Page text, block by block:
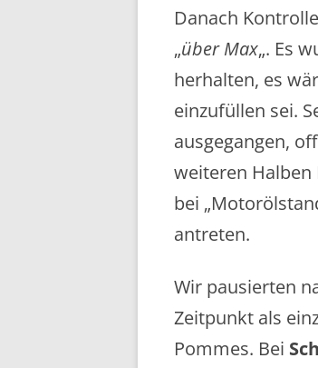
Danach
„über Max„. Es
herhalten, es
einzufüllen sei.
ausgegangen,
weiteren Halben
bei
antreten.
Wir pausierten
Zeitpunkt als
Pommes. Bei